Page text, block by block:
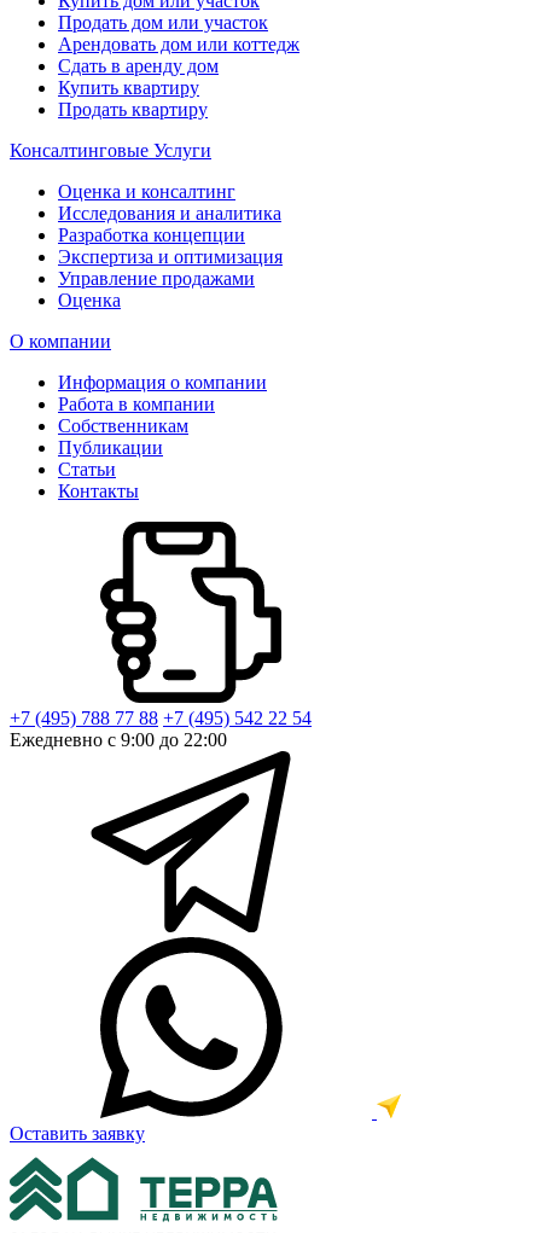
Продать дом или участок
Арендовать дом или коттедж
Сдать в аренду дом
Купить квартиру
Продать квартиру
Консалтинговые Услуги
Оценка и консалтинг
Исследования и аналитика
Разработка концепции
Экспертиза и оптимизация
Управление продажами
Оценка
О компании
Информация о компании
Работа в компании
Собственникам
Публикации
Статьи
Контакты
+7 (495) 788 77 88 +7 (495) 542 22 54
Ежедневно с 9:00 до 22:00
Оставить заявку